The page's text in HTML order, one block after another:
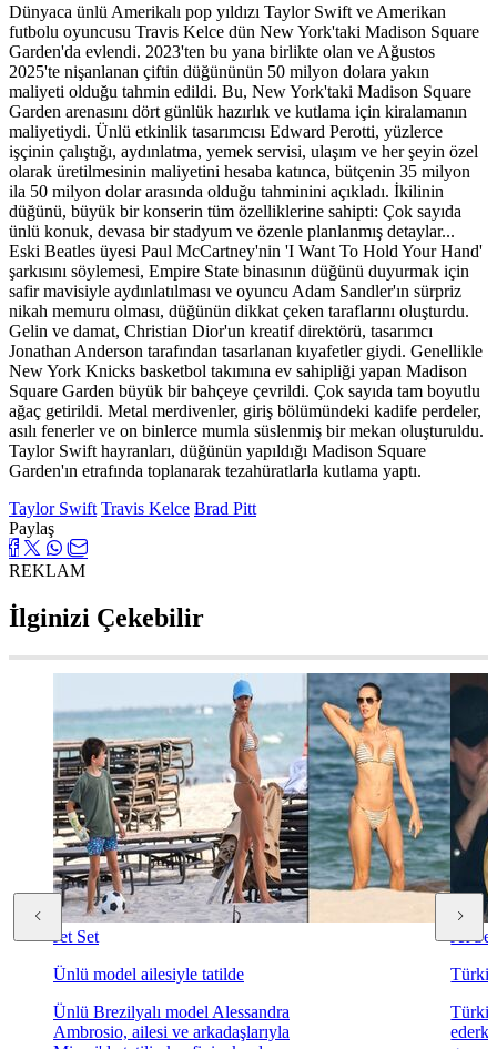
Dünyaca ünlü Amerikalı pop yıldızı Taylor Swift ve Amerikan
futbolu oyuncusu Travis Kelce dün New York'taki Madison Square
Garden'da evlendi. 2023'ten bu yana birlikte olan ve Ağustos
2025'te nişanlanan çiftin düğününün 50 milyon dolara yakın
maliyeti olduğu tahmin edildi. Bu, New York'taki Madison Square
Garden arenasını dört günlük hazırlık ve kutlama için kiralamanın
maliyetiydi. Ünlü etkinlik tasarımcısı Edward Perotti, yüzlerce
işçinin çalıştığı, aydınlatma, yemek servisi, ulaşım ve her şeyin özel
olarak üretilmesinin maliyetini hesaba katınca, bütçenin 35 milyon
ila 50 milyon dolar arasında olduğu tahminini açıkladı. İkilinin
düğünü, büyük bir konserin tüm özelliklerine sahipti: Çok sayıda
ünlü konuk, devasa bir stadyum ve özenle planlanmış detaylar...
Eski Beatles üyesi Paul McCartney'nin 'I Want To Hold Your Hand'
şarkısını söylemesi, Empire State binasının düğünü duyurmak için
safir mavisiyle aydınlatılması ve oyuncu Adam Sandler'ın sürpriz
nikah memuru olması, düğünün dikkat çeken taraflarını oluşturdu.
Gelin ve damat, Christian Dior'un kreatif direktörü, tasarımcı
Jonathan Anderson tarafından tasarlanan kıyafetler giydi. Genellikle
New York Knicks basketbol takımına ev sahipliği yapan Madison
Square Garden büyük bir bahçeye çevrildi. Çok sayıda tam boyutlu
ağaç getirildi. Metal merdivenler, giriş bölümündeki kadife perdeler,
asılı fenerler ve on binlerce mumla süslenmiş bir mekan oluşturuldu.
Taylor Swift hayranları, düğünün yapıldığı Madison Square
Garden'ın etrafında toplanarak tezahüratlarla kutlama yaptı.
Taylor Swift Travis Kelce Brad Pitt
Paylaş
REKLAM
İlginizi Çekebilir
Jet Set
Ünlü model ailesiyle tatilde
Ünlü Brezilyalı model Alessandra
Ambrosio, ailesi ve arkadaşlarıyla
Jet Set